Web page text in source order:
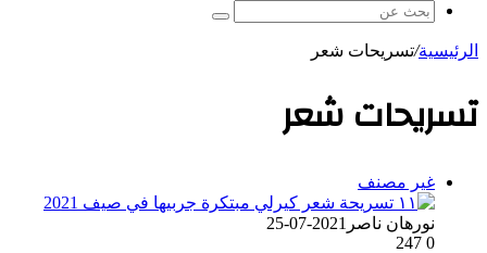
عشوائي
بحث
الرئيسية/تسريحات شعر
تسريحات شعر
غير مصنف
نورهان ناصر 2021-07-25
0